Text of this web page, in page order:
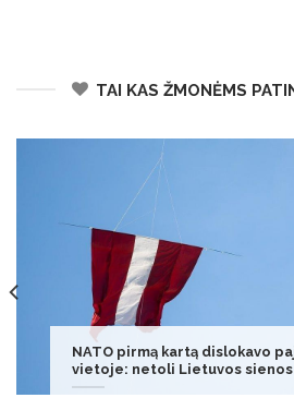
TAI KAS ŽMONĖMS
Psichologė: kodėl pasakos
svarbios